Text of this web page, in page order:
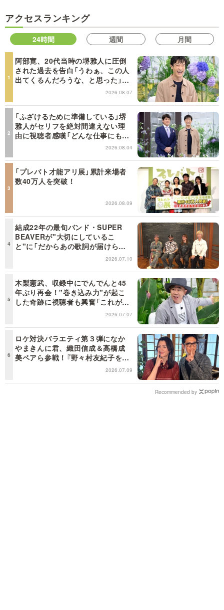
アクセスランキング
24時間 週間 月間
阿部寛、20代当時の堺雅人に圧倒
された過去を告白「うわぁ、この人
出てくるんだろうな、と思った」
2026.08.07
「ふざけるために準備している」堺
雅人がセリフを絶対間違えない理
由に視聴者感嘆「どんな仕事にも当
てはまる」【日曜日の初耳学】2026.08.04
「プレバト才能アリ展」累計来場者
数40万人を突破！
2026.08.09
結成22年の最旬バンド・SUPER
BEAVERが"大切にしているこ
と"に「だからあの歌詞が届けられ
るんだ」共感の声＜日曜日の初耳学
2026.07.10
木梨憲武、収録中にでんでんと45
年ぶり再会！"巻き込み力"が起こ
した奇跡に視聴者も興奮「これがテ
レビの面白さだよね！」＜日曜日の
2026.07.07
ロケ対決バラエティ第３弾になか
やまきんに君、織田信成＆高橋成
美ペアら参戦！『野々村友紀子を黙
らせろ！』１２日（日）昼に放送！
2026.07.09
Recommended by